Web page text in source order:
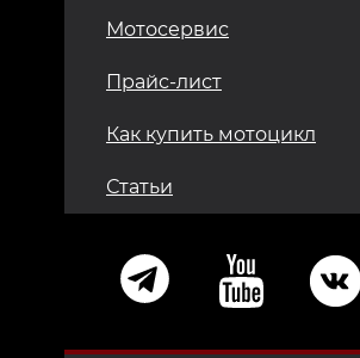
Мотосервис
Прайс-лист
Как купить мотоцикл
Статьи